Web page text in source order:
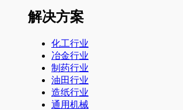
解决方案
化工行业
冶金行业
制药行业
油田行业
造纸行业
通用机械